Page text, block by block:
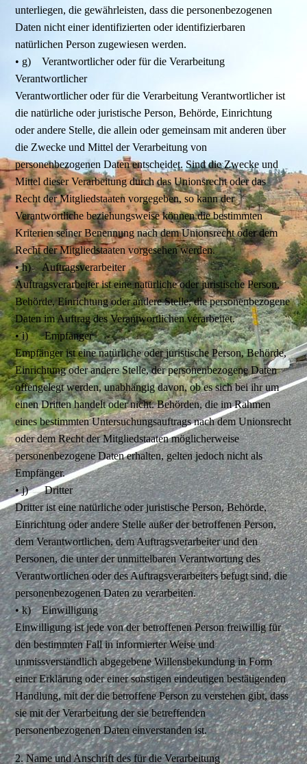
unterliegen, die gewährleisten, dass die personenbezogenen
Daten nicht einer identifizierten oder identifizierbaren
natürlichen Person zugewiesen werden.
• g) Verantwortlicher oder für die Verarbeitung
Verantwortlicher
Verantwortlicher oder für die Verarbeitung Verantwortlicher ist
die natürliche oder juristische Person, Behörde, Einrichtung
oder andere Stelle, die allein oder gemeinsam mit anderen über
die Zwecke und Mittel der Verarbeitung von
personenbezogenen Daten entscheidet. Sind die Zwecke und
Mittel dieser Verarbeitung durch das Unionsrecht oder das
Recht der Mitgliedstaaten vorgegeben, so kann der
Verantwortliche beziehungsweise können die bestimmten
Kriterien seiner Benennung nach dem Unionsrecht oder dem
Recht der Mitgliedstaaten vorgesehen werden.
• h) Auftragsverarbeiter
Auftragsverarbeiter ist eine natürliche oder juristische Person,
Behörde, Einrichtung oder andere Stelle, die personenbezogene
Daten im Auftrag des Verantwortlichen verarbeitet.
• i) Empfänger
Empfänger ist eine natürliche oder juristische Person, Behörde,
Einrichtung oder andere Stelle, der personenbezogene Daten
offengelegt werden, unabhängig davon, ob es sich bei ihr um
einen Dritten handelt oder nicht. Behörden, die im Rahmen
eines bestimmten Untersuchungsauftrags nach dem Unionsrecht
oder dem Recht der Mitgliedstaaten möglicherweise
personenbezogene Daten erhalten, gelten jedoch nicht als
Empfänger.
• j) Dritter
Dritter ist eine natürliche oder juristische Person, Behörde,
Einrichtung oder andere Stelle außer der betroffenen Person,
dem Verantwortlichen, dem Auftragsverarbeiter und den
Personen, die unter der unmittelbaren Verantwortung des
Verantwortlichen oder des Auftragsverarbeiters befugt sind, die
personenbezogenen Daten zu verarbeiten.
• k) Einwilligung
Einwilligung ist jede von der betroffenen Person freiwillig für
den bestimmten Fall in informierter Weise und
unmissverständlich abgegebene Willensbekundung in Form
einer Erklärung oder einer sonstigen eindeutigen bestätigenden
Handlung, mit der die betroffene Person zu verstehen gibt, dass
sie mit der Verarbeitung der sie betreffenden
personenbezogenen Daten einverstanden ist.
2. Name und Anschrift des für die Verarbeitung